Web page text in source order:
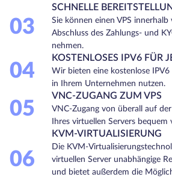
03
SCHNELLE
Sie können einen VPS
Abschluss des Zahlungs- und
nehmen.
04
KOSTENLOSES IPV6 FÜR
Wir bieten eine kostenlose IPV6
in Ihrem Unternehmen nutzen.
05
VNC-ZUGANG ZUM VPS
VNC-Zugang von überall auf
Ihres virtuellen Servers bequem
06
KVM-VIRTUALISIERUNG
Die KVM-
virtuellen Server unabhängige
und bietet außerdem die